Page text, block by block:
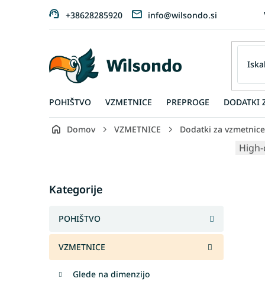
+38628285920 info@wilsondo.si
POHIŠTVO VZMETNICE PREPROGE DODATKI
Domov VZMETNICE Dodatki za vzmetnice
e
b
categories
Kategorije
POHIŠTVO
VZMETNICE
Glede na dimenzijo